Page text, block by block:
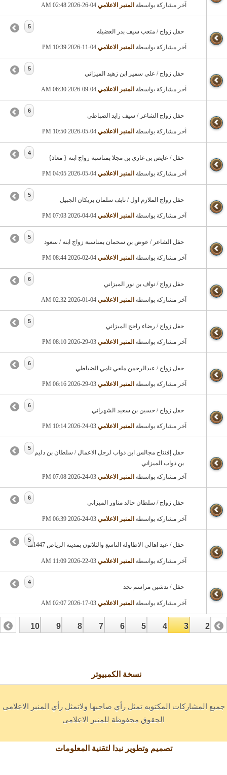
آخر مشاركة بواسطة المنبر الاعلامي 02:48 AM
حفل زواج / متعب سيف بدر العضيله
آخر مشاركة بواسطة المنبر الاعلامي 10:39 PM
5
حفل زواج / علي سمير ابن زهيد الميزاني
آخر مشاركة بواسطة المنبر الاعلامي 06:30 AM
5
حفل زواج الشاعر / سيف زايد الضباطي
آخر مشاركة بواسطة المنبر الاعلامي 10:50 PM
6
حفل / عايض بن غازي بن مجلا بمناسبة زواج ابنه { معاذ}
آخر مشاركة بواسطة المنبر الاعلامي 04:05 PM
4
حفل زواج الملازم اول / نايف سلمان بريكان الجبيل
آخر مشاركة بواسطة المنبر الاعلامي 07:03 PM
5
حفل الشاعر / عوض بن سحمان بمناسبة زواج ابنه / سعود
آخر مشاركة بواسطة المنبر الاعلامي 08:44 PM
5
حفل زواج / نواف بن نور الميزاني
آخر مشاركة بواسطة المنبر الاعلامي 02:32 AM
6
حفل زواج / رضاء راجح الميزاني
آخر مشاركة بواسطة المنبر الاعلامي 08:10 PM
5
حفل زواج / عبدالرحمن ملفي نامي الضباطي
آخر مشاركة بواسطة المنبر الاعلامي 06:16 PM
6
حفل زواج / حسين بن سعيد الشهراني
آخر مشاركة بواسطة المنبر الاعلامي 10:14 PM
6
حفل إفتتاح مجالس ابن ذواب لرجل الاعمال / سلطان بن دليم
بن ذواب الميزاني
آخر مشاركة بواسطة المنبر الاعلامي 07:08 PM
5
حفل زواج / سلطان خالد مناور الميزاني
آخر مشاركة بواسطة المنبر الاعلامي 06:39 PM
6
حفل / عيد اهالي الاطاولة التاسع والثلاثون بمدينة الرياض 1447هـ
آخر مشاركة بواسطة المنبر الاعلامي 11:09 AM
5
حفل / تدشين مراسم نجد
آخر مشاركة بواسطة المنبر الاعلامي 02:07 AM
4
2
3
4
5
6
7
8
9
10
نسخة الكمبيوتر
جميع المشاركات المكتوبه تمثل رأي صاحبها ولاتمثل رأي المنبر الاعلامى
الحقوق محفوظة للمنبر الاعلامى
تصميم وتطوير نبدا لتقنية المعلومات